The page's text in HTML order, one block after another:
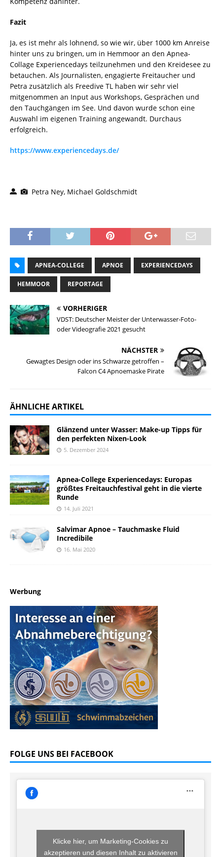
Fazit
Ja, es ist mehr als lohnend, so wie wir, über 1000 km Anreise
hinter uns zu bringen, um in Hemmoor an den Apnea-
Collage Experiencedays teilzunehmen und den Kreidesee zu
betauchen. Als Journalisten, engagierte Freitaucher und
Petra zusätzlich als Freedive TL haben wir sehr viel
mitgenommen an Input aus Workshops, Gesprächen und
den Tauchgängen im See. Und davon wurde schon eine
Auswahl im eigenen Training angewandt. Durchaus
erfolgreich.
https://www.experiencedays.de/
Petra Ney, Michael Goldschmidt
APNEA-COLLEGE APNOE EXPERIENCEDAYS
HEMMOOR REPORTAGE
VORHERIGER
VDST: Deutscher Meister der Unterwasser-Foto-
oder Videografie 2021 gesucht
NÄCHSTER
Gewagtes Design oder ins Schwarze getroffen –
Falcon C4 Apnoemaske Pirate
ÄHNLICHE ARTIKEL
Glänzend unter Wasser: Make-up Tipps für
den perfekten Nixen-Look
5. Dezember 2024
Apnea-College Experiencedays: Europas
größtes Freitauchfestival geht in die vierte
Runde
14. Juli 2021
Salvimar Apnoe – Tauchmaske Fluid
Incredibile
16. Mai 2020
Werbung
FOLGE UNS BEI FACEBOOK
Klicke hier, um Marketing-Cookies zu
akzeptieren und diesen Inhalt zu aktivieren